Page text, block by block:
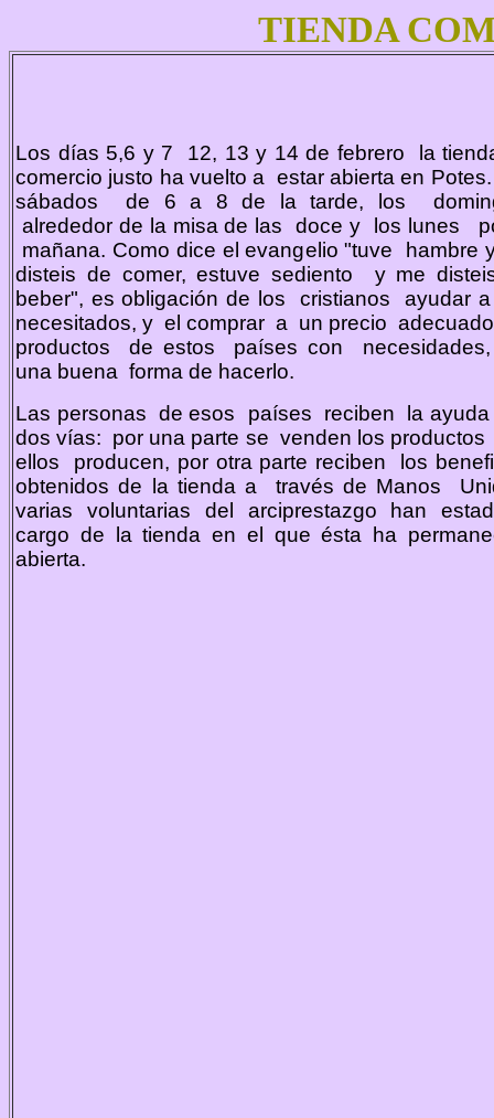
TIENDA
Los días 5,6 y 7 12, 13 y 14 de febrero la
comercio justo ha vuelto a estar abierta en
sábados de 6 a 8 de la tarde, los
alrededor de la misa de las doce y los lunes
mañana. Como dice el evangelio "tuve hambre
disteis de comer, estuve sediento y me
beber", es obligación de los cristianos ayudar
necesitados, y el comprar a un precio
productos de estos países con
una buena forma de hacerlo.
Las personas de esos países reciben la
dos vías: por una parte se venden los productos
ellos producen, por otra parte reciben los
obtenidos de la tienda a través de Manos
varias voluntarias del arciprestazgo han
cargo de la tienda en el que ésta ha
abierta.